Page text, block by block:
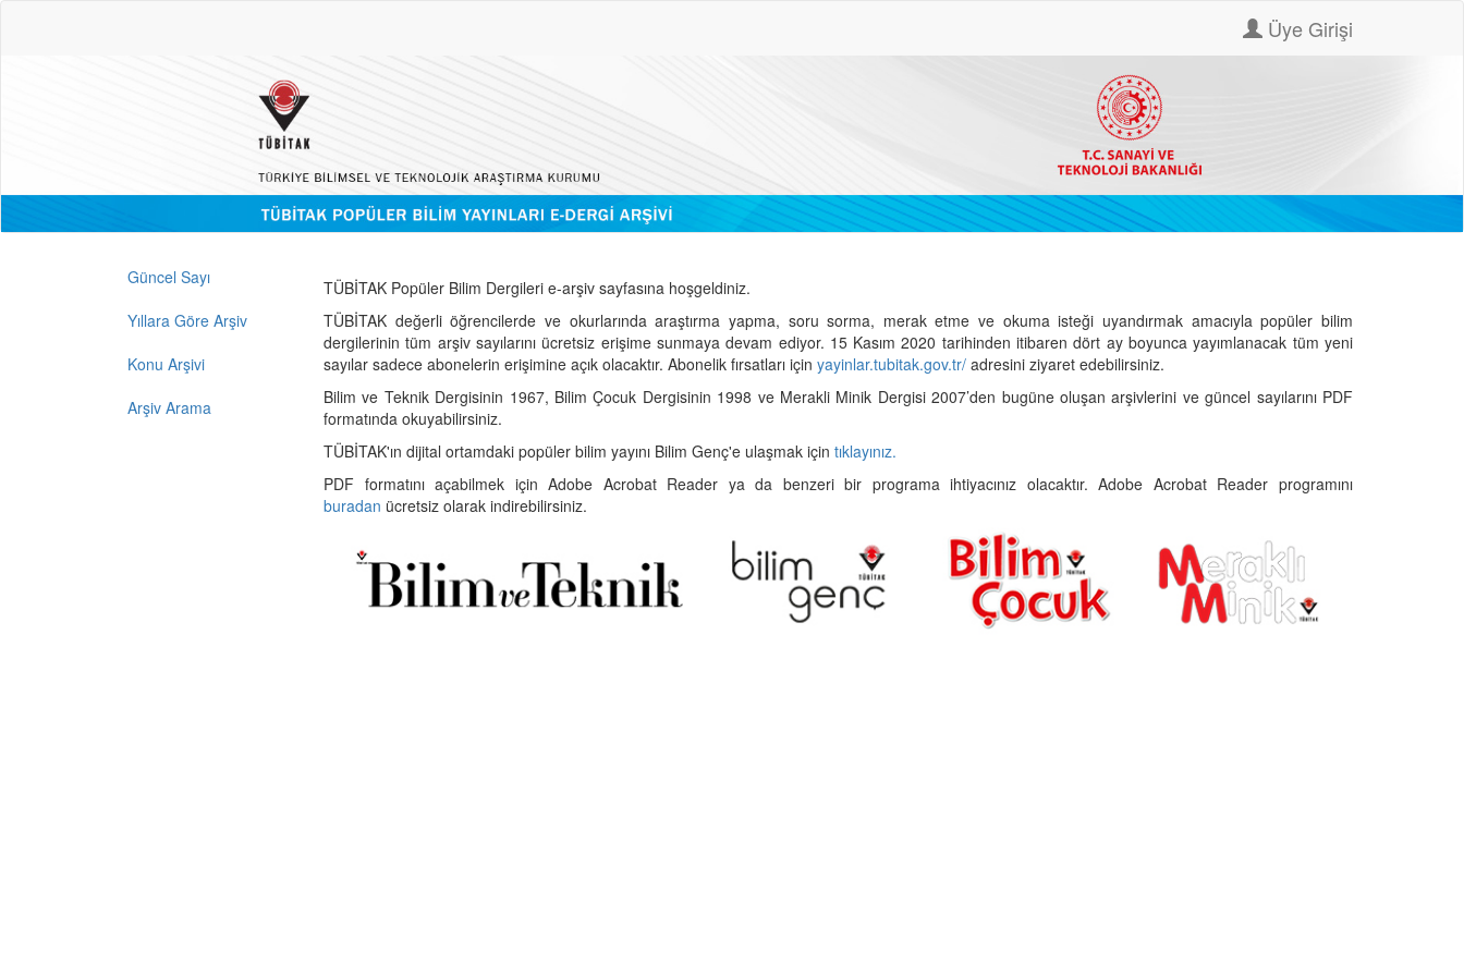
Üye Girişi
Güncel Sayı
Yıllara Göre Arşiv
Konu Arşivi
Arşiv Arama
TÜBİTAK Popüler Bilim Dergileri e-arşiv sayfasına hoşgeldiniz.
TÜBİTAK değerli öğrencilerde ve okurlarında araştırma yapma, soru sorma, merak etme ve okuma isteği uyandırmak amacıyla popüler bilim
dergilerinin tüm arşiv sayılarını ücretsiz erişime sunmaya devam ediyor. 15 Kasım 2020 tarihinden itibaren dört ay boyunca yayımlanacak tüm yeni
sayılar sadece abonelerin erişimine açık olacaktır. Abonelik fırsatları için yayinlar.tubitak.gov.tr/ adresini ziyaret edebilirsiniz.
Bilim ve Teknik Dergisinin 1967, Bilim Çocuk Dergisinin 1998 ve Merakli Minik Dergisi 2007’den bugüne oluşan arşivlerini ve güncel sayılarını PDF
formatında okuyabilirsiniz.
TÜBİTAK'ın dijital ortamdaki popüler bilim yayını Bilim Genç'e ulaşmak için tıklayınız.
PDF formatını açabilmek için Adobe Acrobat Reader ya da benzeri bir programa ihtiyacınız olacaktır. Adobe Acrobat Reader programını
buradan ücretsiz olarak indirebilirsiniz.